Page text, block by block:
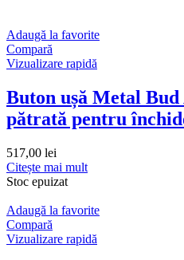
Adaugă la favorite
Compară
Vizualizare rapidă
Buton ușă Metal Bud
pătrată pentru
517,00 lei
Citește mai mult
Stoc epuizat
Adaugă la favorite
Compară
Vizualizare rapidă